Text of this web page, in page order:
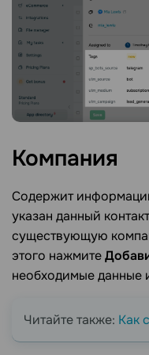
Компания
Содержит
указан данный
существующую
этого нажмите
необходимые данные
Читайте также: Как